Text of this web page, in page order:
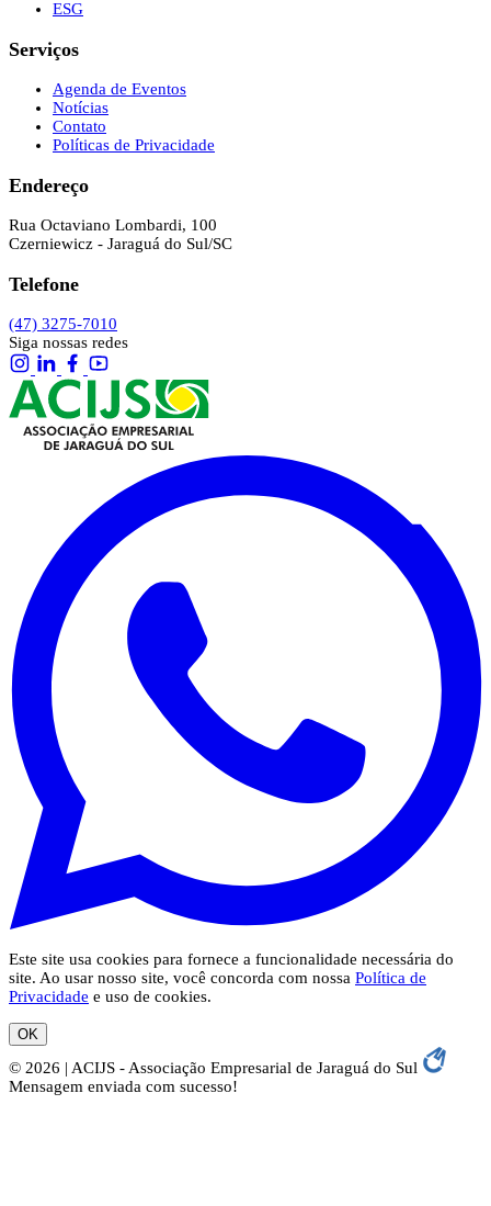
ESG
Serviços
Agenda de Eventos
Notícias
Contato
Políticas de Privacidade
Endereço
Rua Octaviano Lombardi, 100
Czerniewicz - Jaraguá do Sul/SC
Telefone
(47) 3275-7010
Siga nossas redes
Este site usa cookies para fornece a funcionalidade necessária do
site. Ao usar nosso site, você concorda com nossa Política de
Privacidade e uso de cookies.
OK
© 2026 | ACIJS - Associação Empresarial de Jaraguá do Sul
Mensagem enviada com sucesso!